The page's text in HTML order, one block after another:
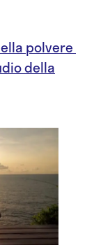
polvere
della